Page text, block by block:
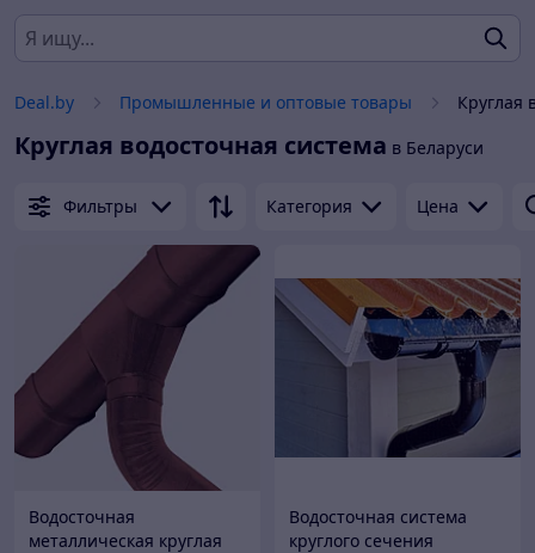
Deal.by Промышленные и оптовые товары Круглая
Круглая водосточная система в Беларуси
Фильтры Категория Цена
Водосточная
металлическая круглая
Водосточная система
круглого сечения